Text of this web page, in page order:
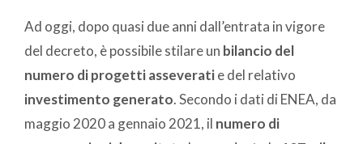
Ad oggi, dopo quasi due anni dall’entrata in vigore
del decreto, è possibile stilare un bilancio del
numero di progetti asseveratie del relativo
investimento generato. Secondo i dati di ENEA, da
maggio 2020 a gennaio 2021, il numero di